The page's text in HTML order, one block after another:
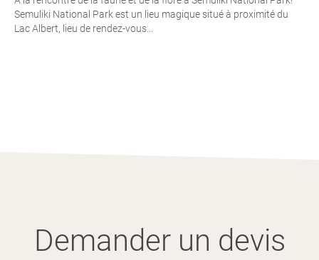
Semuliki National Park est un lieu magique situé à proximité du
Lac Albert, lieu de rendez-vous...
Demander un devis